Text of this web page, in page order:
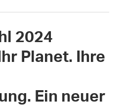
2024
Planet. Ihre
Ein neuer